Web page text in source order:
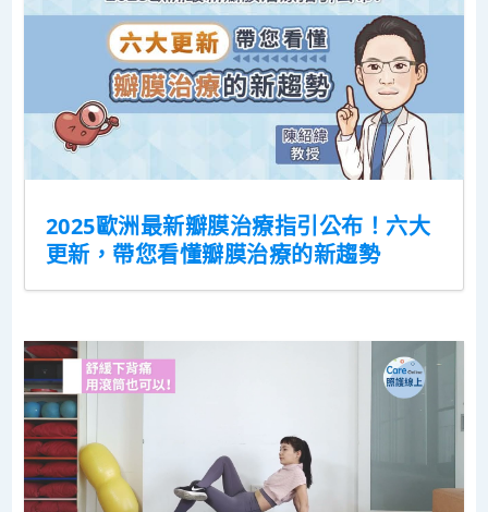
2025歐洲最新瓣膜治療指引公布！六大
更新，帶您看懂瓣膜治療的新趨勢